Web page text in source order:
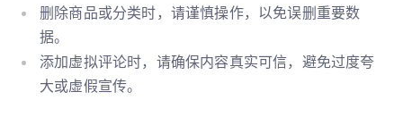
删除商品或分类时，请谨慎操作，以免误删重要数
据。
添加虚拟评论时，请确保内容真实可信，避免过度夸
大或虚假宣传。